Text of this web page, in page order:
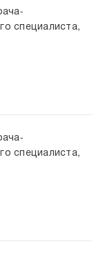
специалиста,
специалиста,